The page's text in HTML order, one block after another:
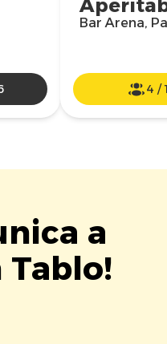
Bar Arena,
4 /
a
Tablo!